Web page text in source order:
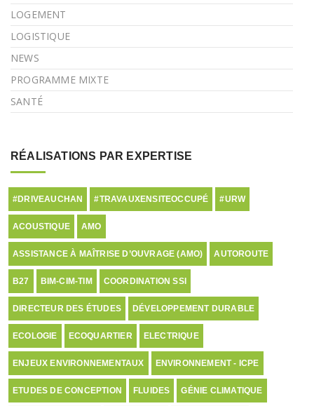
LOGEMENT
LOGISTIQUE
NEWS
PROGRAMME MIXTE
SANTÉ
RÉALISATIONS PAR EXPERTISE
#DRIVEAUCHAN #TRAVAUXENSITEOCCUPÉ #URW
ACOUSTIQUE AMO
ASSISTANCE À MAÎTRISE D’OUVRAGE (AMO) AUTOROUTE
B27 BIM-CIM-TIM COORDINATION SSI
DIRECTEUR DES ÉTUDES DÉVELOPPEMENT DURABLE
ECOLOGIE ECOQUARTIER ELECTRIQUE
ENJEUX ENVIRONNEMENTAUX ENVIRONNEMENT - ICPE
ETUDES DE CONCEPTION FLUIDES GÉNIE CLIMATIQUE